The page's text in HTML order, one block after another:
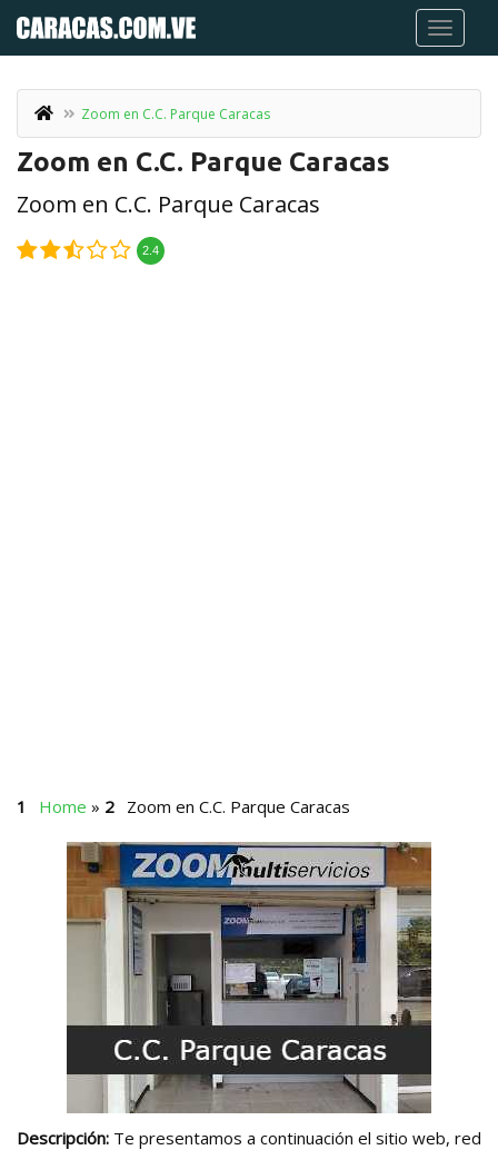
Zoom en C.C. Parque Caracas
Zoom en C.C. Parque Caracas
Zoom en C.C. Parque Caracas
2.4
Home » Zoom en C.C. Parque Caracas
Descripción: Te presentamos a continuación el sitio web, red